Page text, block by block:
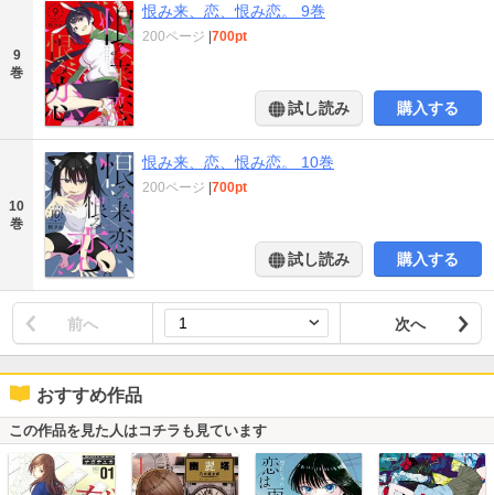
9
巻
恨み来、恋、恨み恋。 9巻
200ページ |700pt
試し読み 購入する
10
巻
恨み来、恋、恨み恋。 10巻
200ページ |700pt
試し読み 購入する
前へ 次へ
おすすめ作品
この作品を見た人はコチラも見ています